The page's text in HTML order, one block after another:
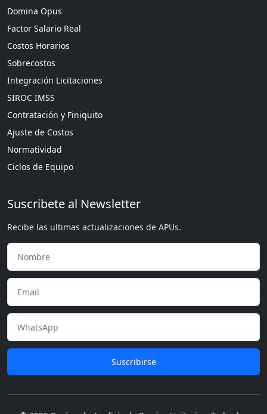
Domina Opus
Factor Salario Real
Costos Horarios
Sobrecostos
Integración Licitaciones
SIROC IMSS
Contratación y Finiquito
Ajuste de Costos
Normatividad
Ciclos de Equipo
Suscribete al Newsletter
Recibe las ultimas actualizaciones de APUs.
Suscribirse